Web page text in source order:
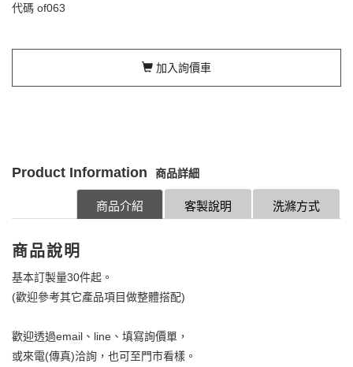
代碼 of063
加入詢價車
Product Information 商品詳細
洗滌方式
客製說明
商品介紹
商品說明
基本訂製量30件起。
(歡迎參考其它產品項目做整體搭配)
歡迎透過email、line、填寫詢價單，
或來電(傳真)洽詢，也可至門市看樣。